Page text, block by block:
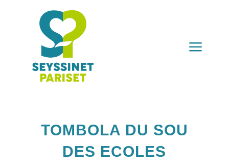
a
TOMBOLA DU SOU
DES ECOLES